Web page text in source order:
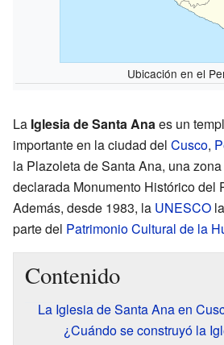
Ubicación en el
La Iglesia de Santa Anaes un
importante en la ciudad del Cusco,
la Plazoleta de Santa Ana, una
declarada Monumento Histórico del
Además, desde 1983, la UNESCO
parte del Patrimonio Cultural de la
Contenido
La Iglesia de Santa Ana en
¿Cuándo se construyó la